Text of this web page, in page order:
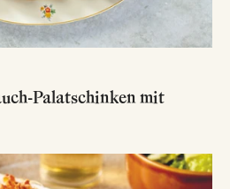
Palatschinken mit